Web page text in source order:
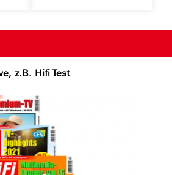
z.B. Hifi Test